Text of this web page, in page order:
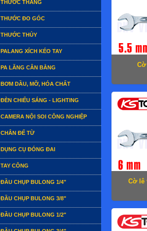
THƯỚC THẲNG
THƯỚC ĐO GÓC
THƯỚC THỦY
PALANG XÍCH KÉO TAY
PA LĂNG CÂN BẰNG
BƠM DẦU, MỠ, HÓA CHẤT
ĐÈN CHIẾU SÁNG - LIGHTING
CAMERA NỘI SOI CÔNG NGHIỆP
CHÂN ĐẾ TỪ
DỤNG CỤ ĐÓNG ĐAI
TAY CÔNG
ĐẦU CHỤP BULONG 1/4"
ĐẦU CHỤP BULONG 3/8"
ĐẦU CHỤP BULONG 1/2"
Cờ
Cờ lê